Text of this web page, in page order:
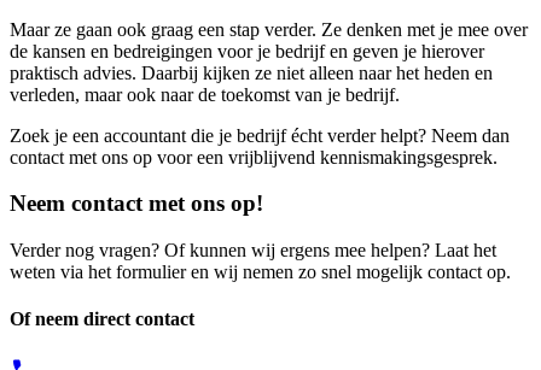
Maar ze gaan ook graag een stap verder. Ze denken met je mee over
de kansen en bedreigingen voor je bedrijf en geven je hierover
praktisch advies. Daarbij kijken ze niet alleen naar het heden en
verleden, maar ook naar de toekomst van je bedrijf.
Zoek je een accountant die je bedrijf écht verder helpt? Neem dan
contact met ons op voor een vrijblijvend kennismakingsgesprek.
Neem contact met ons op!
Verder nog vragen? Of kunnen wij ergens mee helpen? Laat het
weten via het formulier en wij nemen zo snel mogelijk contact op.
Of neem direct contact